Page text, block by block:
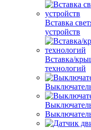
Вставка
устройств
Вставка/
технологий